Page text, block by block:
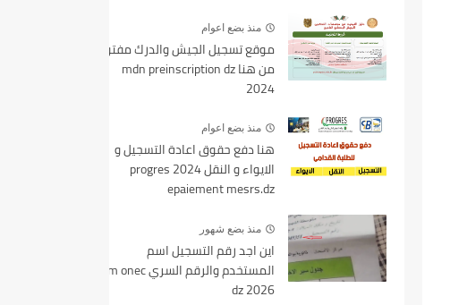
منذ بضع اعوام
موقع تسجيل الجيش والدرك مفتوح
من هنا mdn preinscription dz
2024
منذ بضع اعوام
هنا دفع حقوق اعادة التسجيل و
الايواء و النقل 2024 progres
epaiement mesrs.dz
منذ بضع شهور
اين اجد رقم التسجيل اسم
المستخدم والرقم السري bem onec
dz 2026